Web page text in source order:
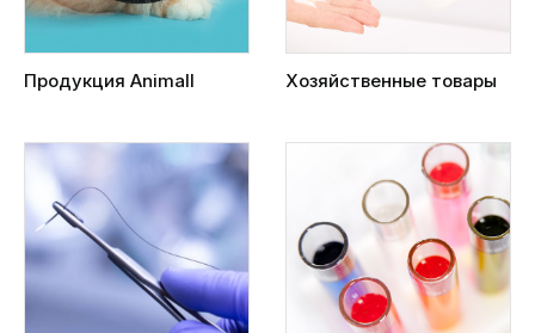
Продукция Animall Хозяйственные товары